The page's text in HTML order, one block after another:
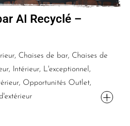
AI Recyclé –
Chaises de bar, Chaises de
Intérieur, L'exceptionnel,
Opportunités Outlet,